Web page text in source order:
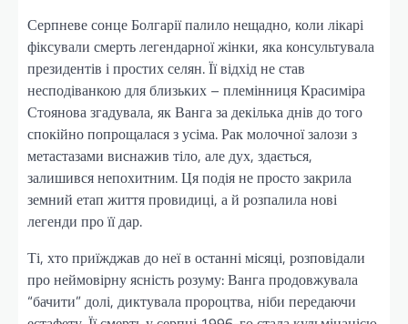
Серпневе сонце Болгарії палило нещадно, коли лікарі
фіксували смерть легендарної жінки, яка консультувала
президентів і простих селян. Її відхід не став
несподіванкою для близьких – племінниця Красиміра
Стоянова згадувала, як Ванга за декілька днів до того
спокійно попрощалася з усіма. Рак молочної залози з
метастазами виснажив тіло, але дух, здається,
залишився непохитним. Ця подія не просто закрила
земний етап життя провидиці, а й розпалила нові
легенди про її дар.
Ті, хто приїжджав до неї в останні місяці, розповідали
про неймовірну ясність розуму: Ванга продовжувала
“бачити” долі, диктувала пророцтва, ніби передаючи